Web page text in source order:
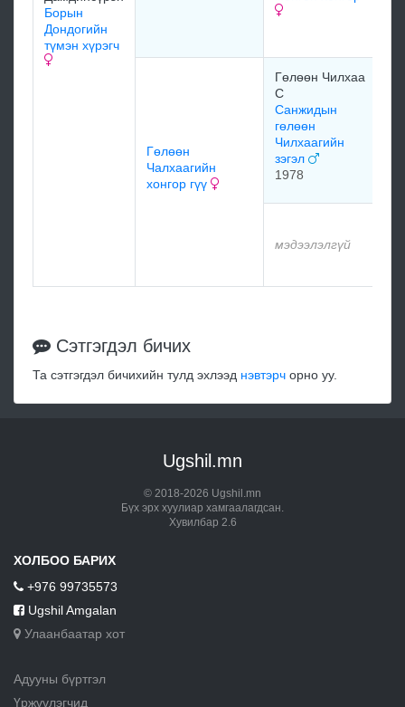
Борын
Дондогийн
түмэн хүрэгч
Гөлөөн
Чалхаагийн
хонгор гүү
Гөлөөн Чилхаа
С
Санжидын
гөлөөн
Чилхаагийн
зэгэл
1978
мэдээлэлгүй
Сэтгэгдэл бичих
Та сэтгэгдэл бичихийн тулд эхлээд нэвтэрч орно уу.
Ugshil.mn
© 2018-2026 Ugshil.mn
Бүх эрх хуулиар хамгаалагдсан.
Хувилбар 2.6
ХОЛБОО БАРИХ
+976 99735573
Ugshil Amgalan
Улаанбаатар хот
Адууны бүртгэл
Үржүүлэгчид